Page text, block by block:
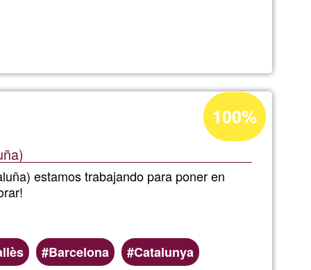
estamos trabajando para poner en
Barcelona
Catalunya
Acceptance
percentage
Ğ1
100%